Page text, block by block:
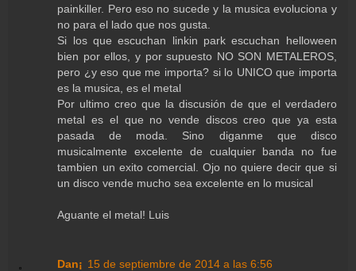
painkiller. Pero eso no sucede y la musica evoluciona y
no para el lado que nos gusta.
Si los que escuchan linkin park escuchan helloween
bien por ellos, y por supuesto NO SON METALEROS,
pero ¿y eso que me importa? si lo UNICO que importa
es la musica, es el metal
Por ultimo creo que la discusión de que el verdadero
metal es el que no vende discos creo que ya esta
pasada de moda. Sino diganme que disco
musicalmente excelente de cualquier banda no fue
tambien un exito comercial. Ojo no quiere decir que si
un disco vende mucho sea excelente en lo musical
Aguante el metal! Luis
Dan¡ 15 de septiembre de 2014 a las 6:56